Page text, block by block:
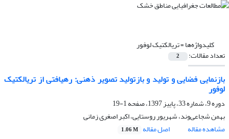
کلیدواژه‌ها =تریالکتیک لوفور
تعداد مقالات: 2
بازنمایی فضایی و تولید و بازتولید تصویر ذهنی: رهیافتی از تریالکتیک
لوفور
دوره 9، شماره 33، پاییز 1397، صفحه
1-19
بهمن شجاعی‌وند، شهریور روستایی، اکبر اصغری زمانی
مشاهده مقاله
اصل مقاله 1.06 M